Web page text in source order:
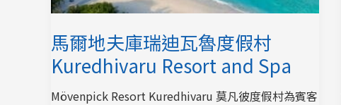
馬爾地夫庫瑞迪瓦魯度假村
Kuredhivaru Resort and Spa
Mövenpick Resort Kuredhivaru 莫凡彼度假村為賓客